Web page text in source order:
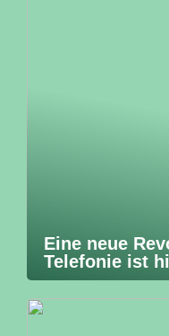
Eine neue
Telefonie ist